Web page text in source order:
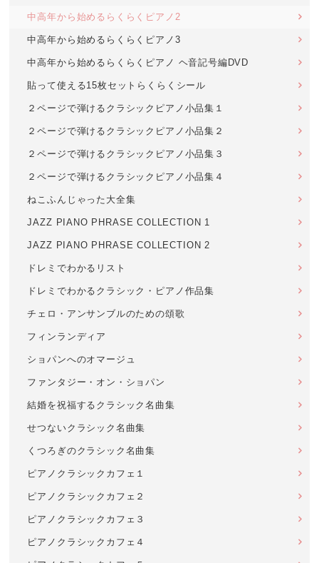
中高年から始めるらくらくピアノ2
中高年から始めるらくらくピアノ3
中高年から始めるらくらくピアノ ヘ音記号編DVD
貼って使える15枚セットらくらくシール
２ページで弾けるクラシックピアノ小品集１
２ページで弾けるクラシックピアノ小品集２
２ページで弾けるクラシックピアノ小品集３
２ページで弾けるクラシックピアノ小品集４
ねこふんじゃった大全集
JAZZ PIANO PHRASE COLLECTION 1
JAZZ PIANO PHRASE COLLECTION 2
ドレミでわかるリスト
ドレミでわかるクラシック・ピアノ作品集
チェロ・アンサンブルのための頌歌
フィンランディア
ショパンへのオマージュ
ファンタジー・オン・ショパン
結婚を祝福するクラシック名曲集
せつないクラシック名曲集
くつろぎのクラシック名曲集
ピアノクラシックカフェ１
ピアノクラシックカフェ２
ピアノクラシックカフェ３
ピアノクラシックカフェ４